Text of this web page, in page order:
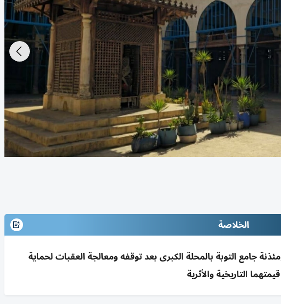
الخلاصة
جامع التوبة بالمحلة الكبرى بعد توقفه ومعالجة العقبات لحماية
قيمتهما التاريخية والأثرية